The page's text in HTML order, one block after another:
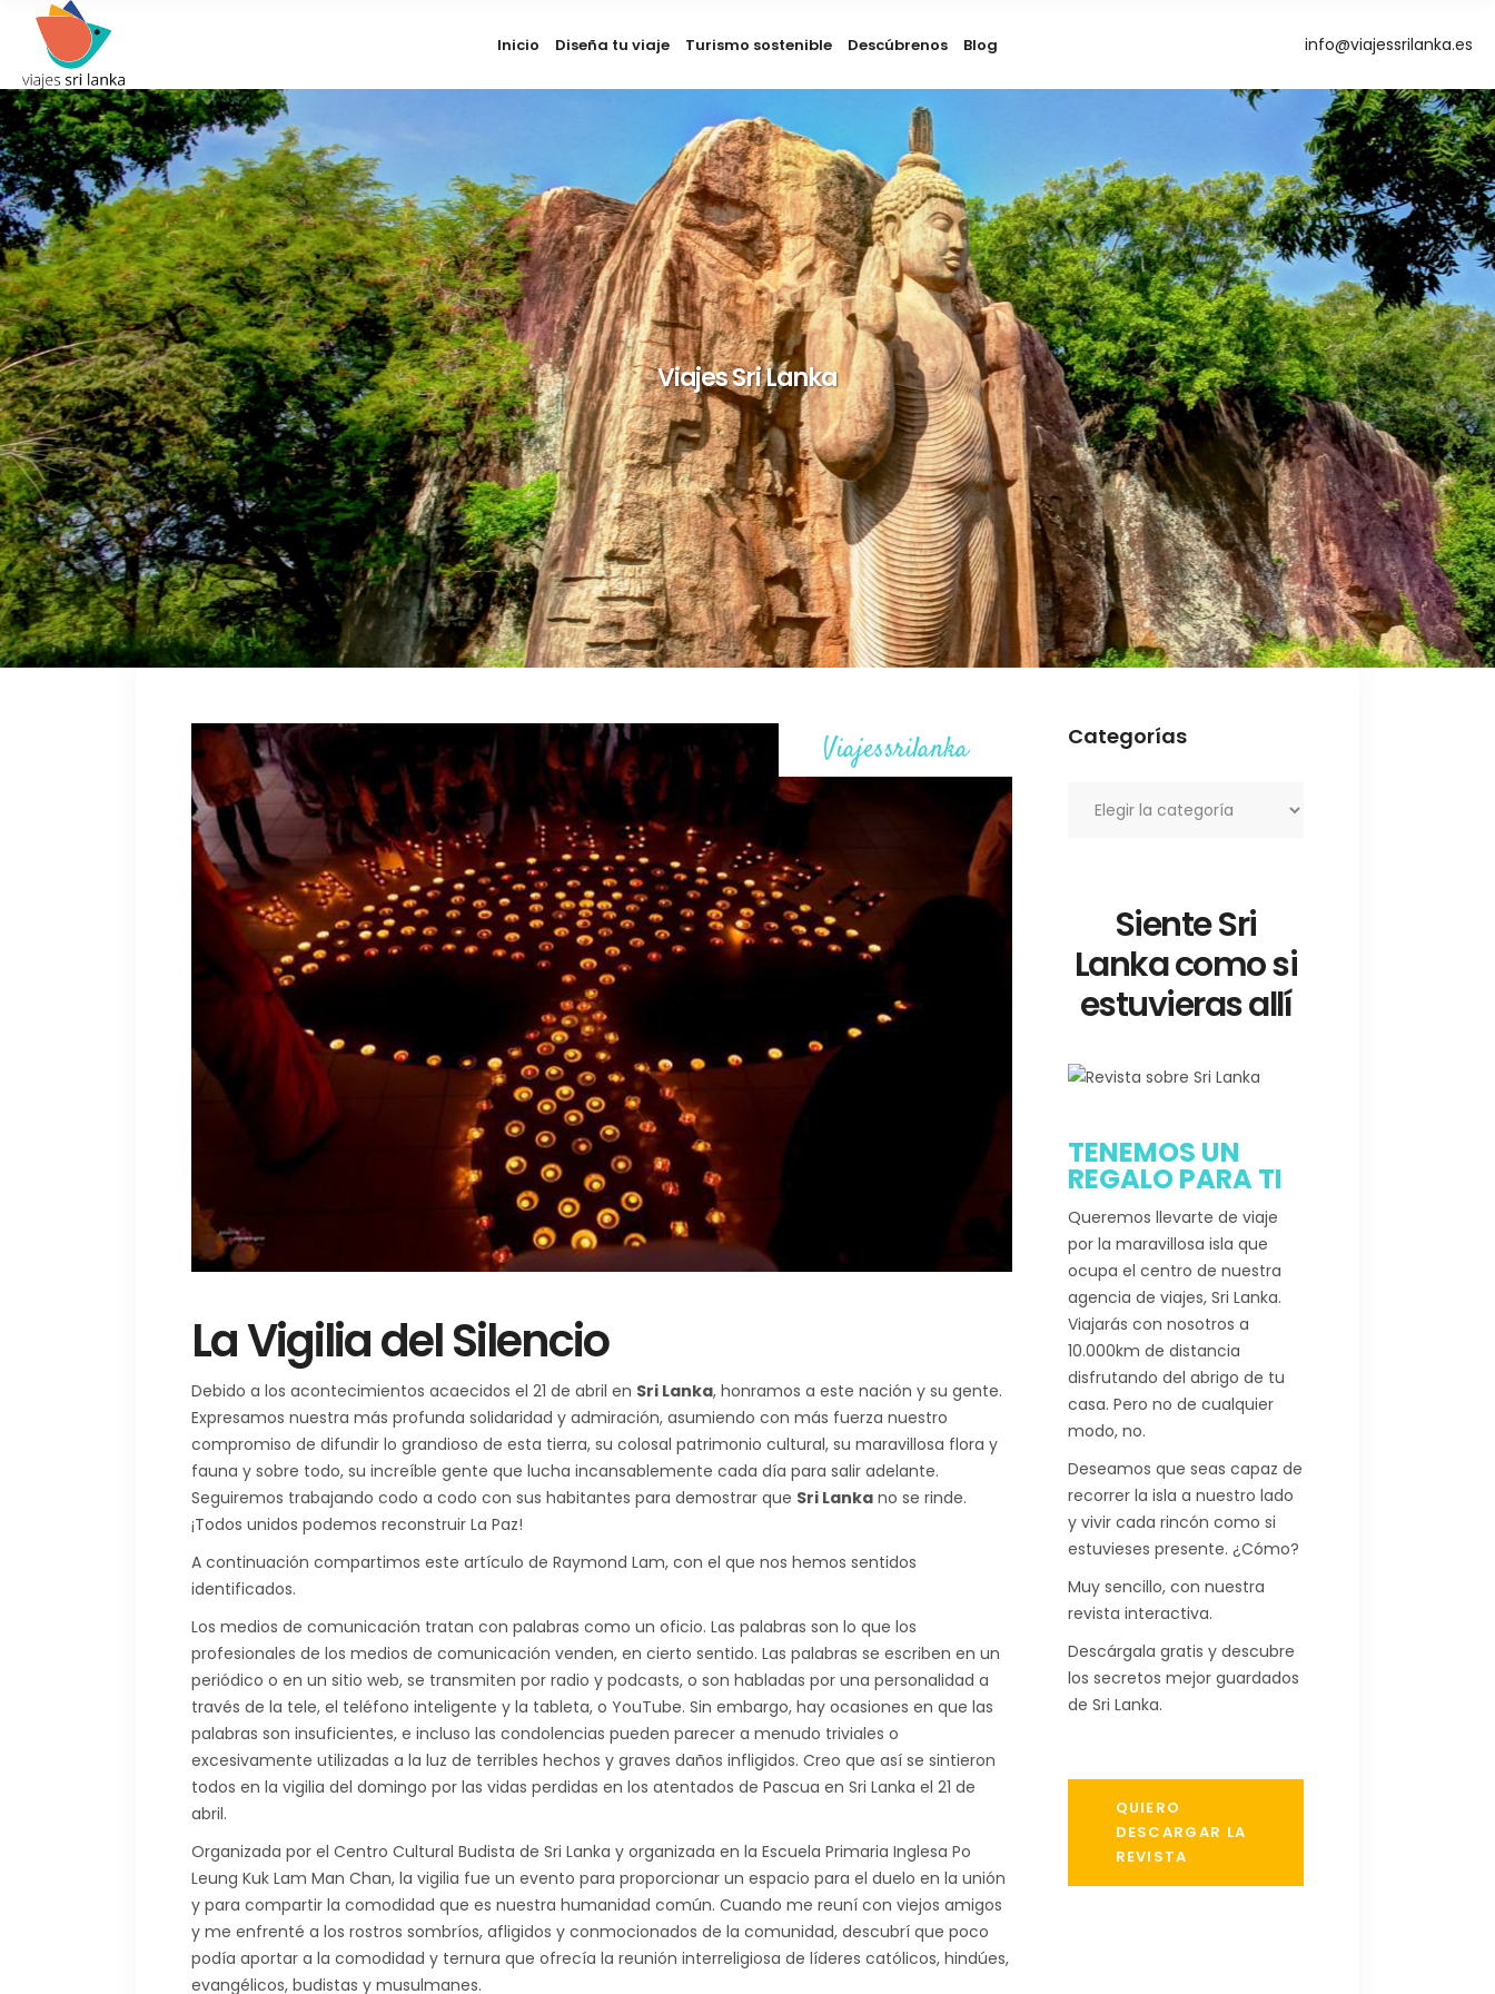
Inicio Diseña tu viaje Turismo sostenible Descúbrenos Blog info@viajessrilanka.es
Viajes Sri Lanka
Viajessrilanka
La Vigilia del Silencio
Debido a los acontecimientos acaecidos el 21 de abril en Sri Lanka, honramos a este nación y su gente.
Expresamos nuestra más profunda solidaridad y admiración, asumiendo con más fuerza nuestro
compromiso de difundir lo grandioso de esta tierra, su colosal patrimonio cultural, su maravillosa flora y
fauna y sobre todo, su increíble gente que lucha incansablemente cada día para salir adelante.
Seguiremos trabajando codo a codo con sus habitantes para demostrar que Sri Lanka no se rinde.
¡Todos unidos podemos reconstruir La Paz!
A continuación compartimos este artículo de Raymond Lam, con el que nos hemos sentidos
identificados.
Los medios de comunicación tratan con palabras como un oficio. Las palabras son lo que los
profesionales de los medios de comunicación venden, en cierto sentido. Las palabras se escriben en un
periódico o en un sitio web, se transmiten por radio y podcasts, o son habladas por una personalidad a
través de la tele, el teléfono inteligente y la tableta, o YouTube. Sin embargo, hay ocasiones en que las
palabras son insuficientes, e incluso las condolencias pueden parecer a menudo triviales o
excesivamente utilizadas a la luz de terribles hechos y graves daños infligidos. Creo que así se sintieron
todos en la vigilia del domingo por las vidas perdidas en los atentados de Pascua en Sri Lanka el 21 de
abril.
Organizada por el Centro Cultural Budista de Sri Lanka y organizada en la Escuela Primaria Inglesa Po
Leung Kuk Lam Man Chan, la vigilia fue un evento para proporcionar un espacio para el duelo en la unión
y para compartir la comodidad que es nuestra humanidad común. Cuando me reuní con viejos amigos
y me enfrenté a los rostros sombríos, afligidos y conmocionados de la comunidad, descubrí que poco
podía aportar a la comodidad y ternura que ofrecía la reunión interreligiosa de líderes católicos, hindúes,
evangélicos, budistas y musulmanes.
Categorías
Siente Sri
Lanka como si
estuvieras allí
TENEMOS UN
REGALO PARA TI
Queremos llevarte de viaje
por la maravillosa isla que
ocupa el centro de nuestra
agencia de viajes, Sri Lanka.
Viajarás con nosotros a
10.000km de distancia
disfrutando del abrigo de tu
casa. Pero no de cualquier
modo, no.
Deseamos que seas capaz de
recorrer la isla a nuestro lado
y vivir cada rincón como si
estuvieses presente. ¿Cómo?
Muy sencillo, con nuestra
revista interactiva.
Descárgala gratis y descubre
los secretos mejor guardados
de Sri Lanka.
QUIERO
DESCARGAR LA
REVISTA